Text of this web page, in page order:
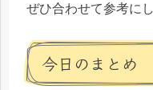
ぜひ合わせて参考に
今日のまとめ